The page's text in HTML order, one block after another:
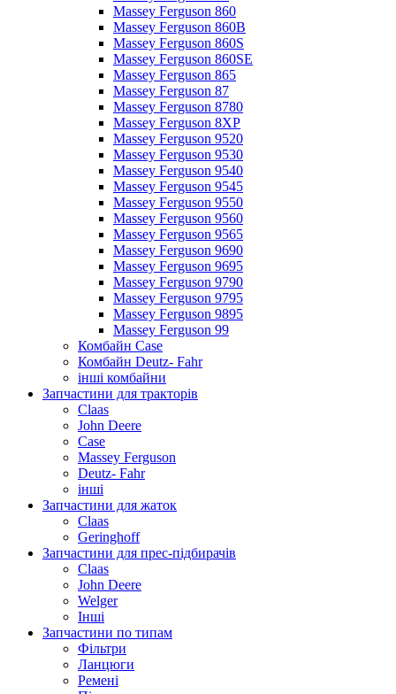
Massey Ferguson 860
Massey Ferguson 860B
Massey Ferguson 860S
Massey Ferguson 860SE
Massey Ferguson 865
Massey Ferguson 87
Massey Ferguson 8780
Massey Ferguson 8XP
Massey Ferguson 9520
Massey Ferguson 9530
Massey Ferguson 9540
Massey Ferguson 9545
Massey Ferguson 9550
Massey Ferguson 9560
Massey Ferguson 9565
Massey Ferguson 9690
Massey Ferguson 9695
Massey Ferguson 9790
Massey Ferguson 9795
Massey Ferguson 9895
Massey Ferguson 99
Комбайн Case
Комбайн Deutz- Fahr
інші комбайни
Запчастини для тракторів
Claas
John Deere
Case
Massey Ferguson
Deutz- Fahr
інші
Запчастини для жаток
Claas
Geringhoff
Запчастини для прес-підбирачів
Claas
John Deere
Welger
Інші
Запчастини по типам
Фільтри
Ланцюги
Ремені